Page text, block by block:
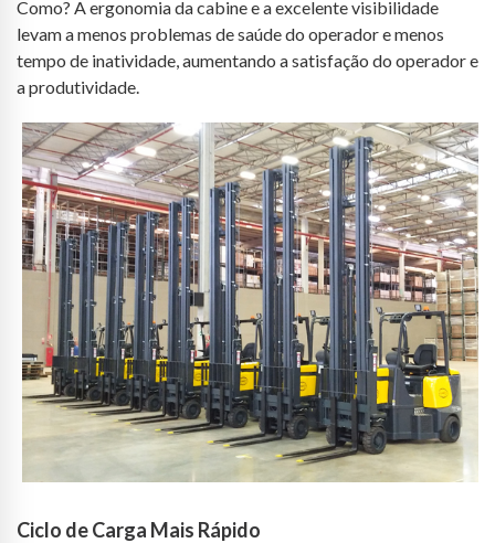
Como? A ergonomia da cabine e a excelente visibilidade
levam a menos problemas de saúde do operador e menos
tempo de inatividade, aumentando a satisfação do operador e
a produtividade.
Ciclo de Carga Mais Rápido